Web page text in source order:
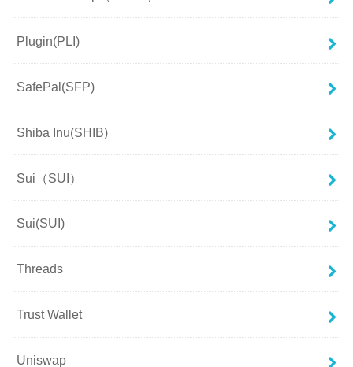
Plugin(PLI)
SafePal(SFP)
Shiba Inu(SHIB)
Sui（SUI）
Sui(SUI)
Threads
Trust Wallet
Uniswap